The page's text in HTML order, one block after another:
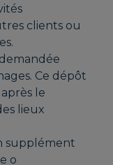
clients ou
Ce dépôt
le
lieux
supplément
o